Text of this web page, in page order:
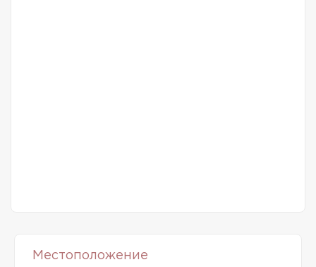
Местоположение